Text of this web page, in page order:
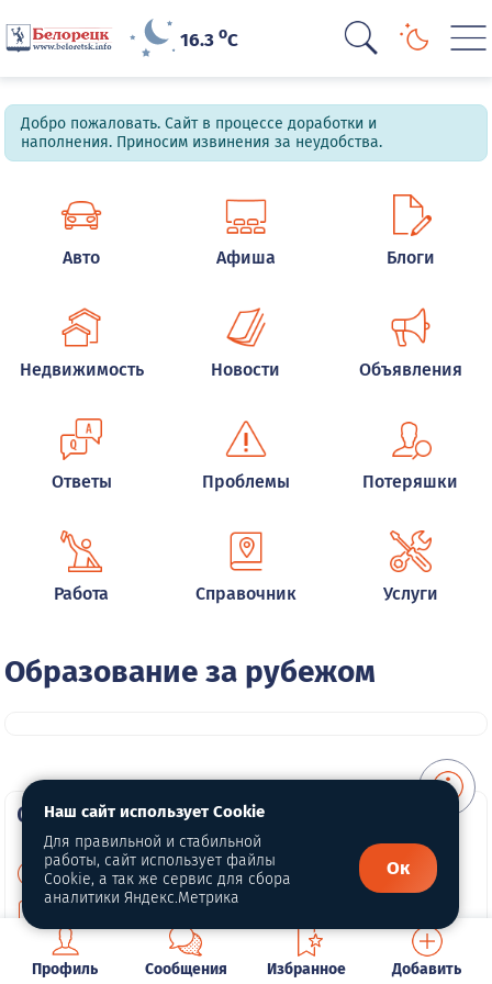
16.3oC
Добро пожаловать. Сайт в процессе доработки и
наполнения. Приносим извинения за неудобства.
Авто Афиша Блоги
Недвижимость Новости Объявления
Ответы Проблемы Потеряшки
Работа Справочник Услуги
Образование за рубежом
О портале
О нас
Для правообладателей
Политика конфиденциальности
Профиль Сообщения Избранное Добавить
Наш сайт использует Cookie
Для правильной и стабильной
работы, сайт использует файлы
Cookie, а так же сервис для сбора
аналитики Яндекс.Метрика
Ок